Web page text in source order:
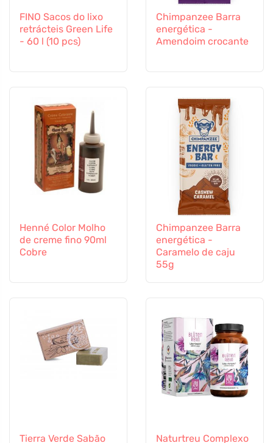
FINO Sacos do lixo
retrácteis Green Life
- 60 l (10 pcs)
Chimpanzee Barra
energética -
Amendoim crocante
Henné Color Molho
de creme fino 90ml
Cobre
Chimpanzee Barra
energética -
Caramelo de caju
55g
Tierra Verde Sabão Naturtreu Complexo